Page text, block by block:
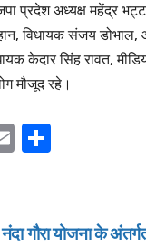
प्रदेश अध्यक्ष महेंद्र भट्ट,
विधायक संजय डोभाल,
केदार सिंह रावत,
मौजूद रहे।
E
e
गौरा योजना के